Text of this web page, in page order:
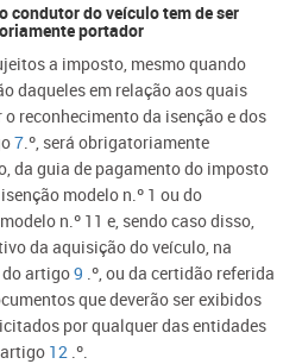
condutor do veículo tem de ser
portador
a imposto, mesmo quando
daqueles em relação aos quais
reconhecimento da isenção e dos
7.º, será obrigatoriamente
da guia de pagamento do imposto
modelo n.º 1 ou do
n.º 11 e, sendo caso disso,
da aquisição do veículo, na
do artigo9 .º, ou da certidão referida
que deverão ser exibidos
por qualquer das entidades
12.º.